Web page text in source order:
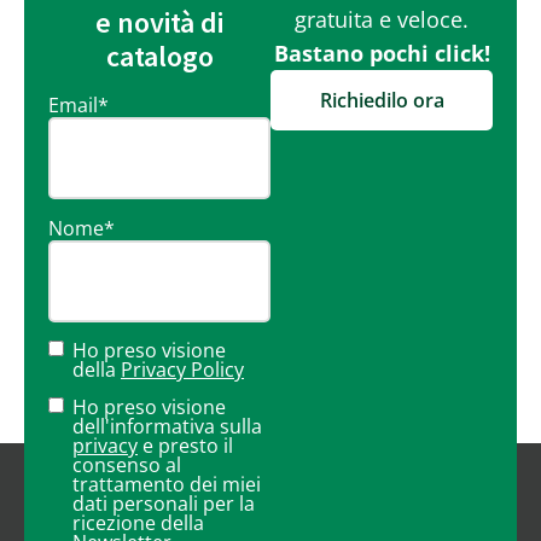
e novità di
catalogo
Email*
Nome*
Ho preso visione
della Privacy Policy
Ho preso visione
dell'informativa sulla
privacy e presto il
consenso al
trattamento dei miei
dati personali per la
ricezione della
gratuita e veloce.
Bastano pochi click!
Richiedilo ora